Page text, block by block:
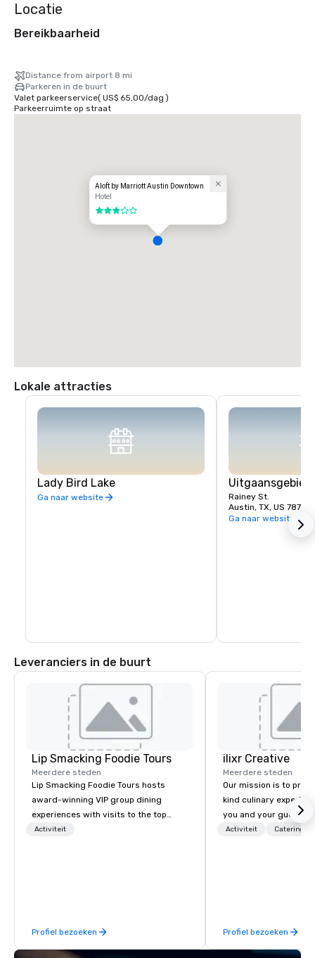
Locatie
Bereikbaarheid
Distance from airport 8 mi
Parkeren in de buurt
Valet parkeerservice( US$ 65,00/dag )
Parkeerruimte op straat
Aloft by Marriott Austin Downtown
Hotel
3 van 5
Lokale attracties
Lady Bird Lake
Ga naar website
Rainey St.
Austin, TX, US 78701
Ga naar website
Leveranciers in de buurt
Lip Smacking Foodie Tours
Meerdere steden
Lip Smacking Foodie Tours hosts
award-winning VIP group dining
experiences with visits to the top
restaurants throughout the United
and craft cocktails at each venue, all
with complete VIP service. This unique
Activiteit
Profiel bezoeken
ilixr Creative
Meerdere steden
Our mission is to
kind culinary
you and your guests
memories and
catering industry.
Activiteit Catering
Profiel bezoeken